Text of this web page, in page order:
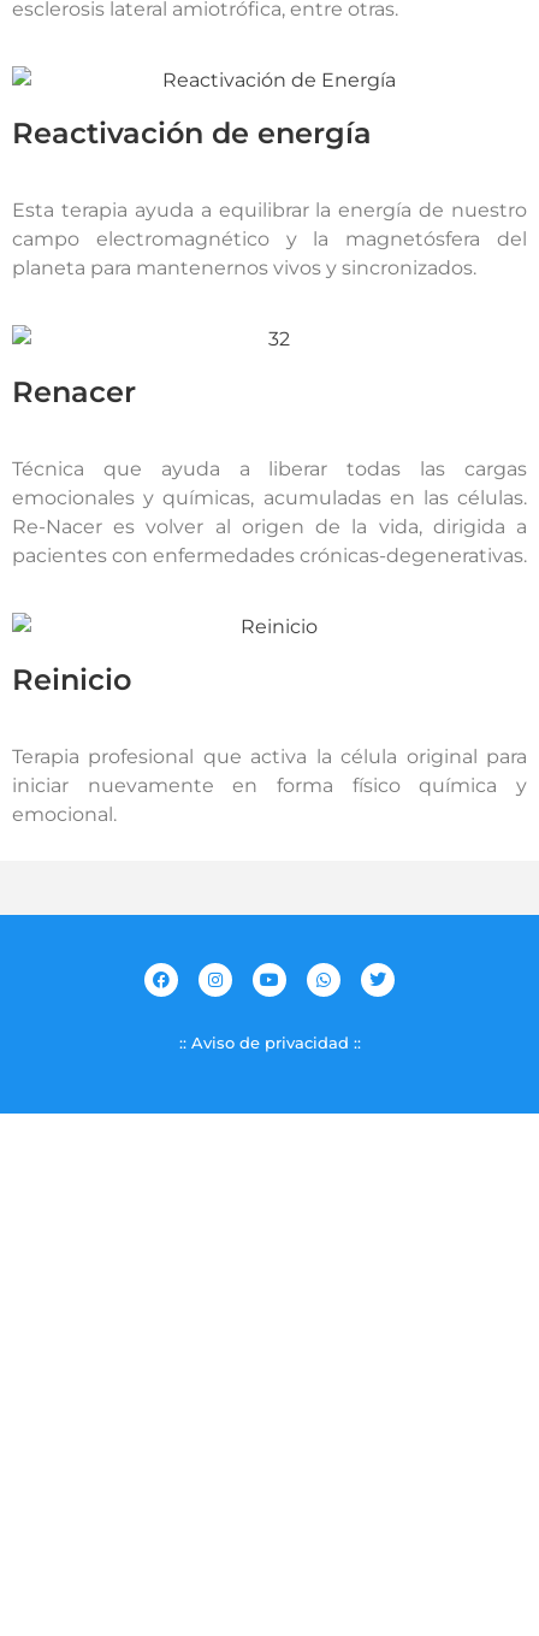
esclerosis lateral amiotrófica, entre otras.
Reactivación de energía
Esta terapia ayuda a equilibrar la energía de nuestro
campo electromagnético y la magnetósfera del
planeta para mantenernos vivos y sincronizados.
Renacer
Técnica que ayuda a liberar todas las cargas
emocionales y químicas, acumuladas en las células.
Re-Nacer es volver al origen de la vida, dirigida a
pacientes con enfermedades crónicas-degenerativas.
Reinicio
Terapia profesional que activa la célula original para
iniciar nuevamente en forma físico química y
emocional.
:: Aviso de privacidad ::